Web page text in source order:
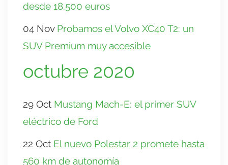
desde 18.500 euros
04 Nov Probamos el Volvo XC40 T2: un
SUV Premium muy accesible
octubre 2020
29 Oct Mustang Mach-E: el primer SUV
eléctrico de Ford
22 Oct El nuevo Polestar 2 promete hasta
560 km de autonomía